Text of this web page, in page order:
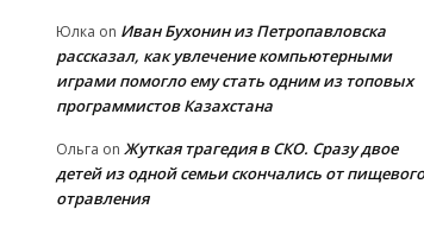
Юлка on Иван Бухонин из Петропавловска
рассказал, как увлечение компьютерными
играми помогло ему стать одним из топовых
программистов Казахстана
Ольга on Жуткая трагедия в СКО. Сразу двое
детей из одной семьи скончались от пищевого
отравления